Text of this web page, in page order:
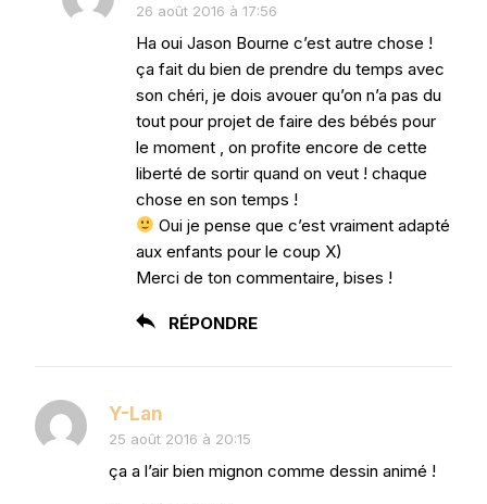
26 août 2016 à 17:56
Ha oui Jason Bourne c’est autre chose !
ça fait du bien de prendre du temps avec
son chéri, je dois avouer qu’on n’a pas du
tout pour projet de faire des bébés pour
le moment , on profite encore de cette
liberté de sortir quand on veut ! chaque
chose en son temps !
Oui je pense que c’est vraiment adapté
aux enfants pour le coup X)
Merci de ton commentaire, bises !
RÉPONDRE
Y-Lan
25 août 2016 à 20:15
ça a l’air bien mignon comme dessin animé !